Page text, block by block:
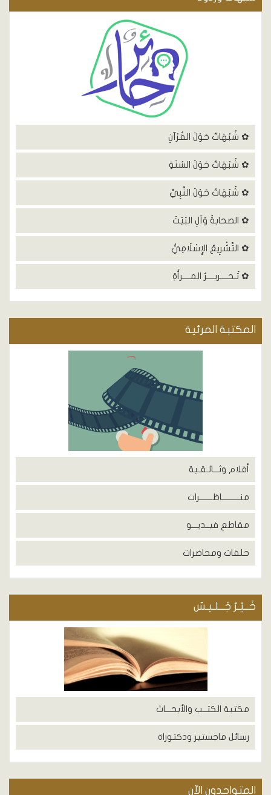
✿ شُبُهَاتٌ حَوْلَ القُرْآنِ
✿ شُبُهَاتٌ حَوْلَ السُنَةِ
✿ شُبُهَاتٌ حَوْلَ النَّبِيِّ
✿ الصحابةُ وَآلِ البَيْتَ
✿ التَّشْرِيعُ الإِسْلَامِيُّ
✿ تَـحــــريــــرُ المــــرأَةِ
المكتبة المرئية
أفلام وثـــائـقـية
منــــــــــاظـــــــرات
مقاطع فيــديـــو
حلقات ومحاضرات
خَــيْـرُ جَــلـيـسٌ
مكتبة الكتــب والأبحـــاث
رسائل ماجستير ودكتوراة
المتواجدون الآن